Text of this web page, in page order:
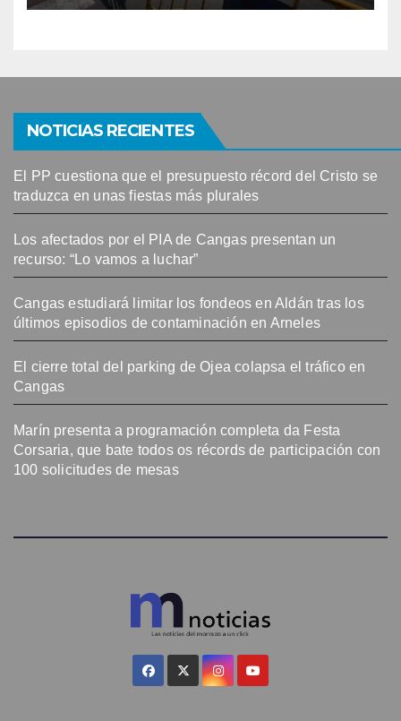
NOTICIAS RECIENTES
El PP cuestiona que el presupuesto récord del Cristo se
traduzca en unas fiestas más plurales
Los afectados por el PIA de Cangas presentan un
recurso: “Lo vamos a luchar”
Cangas estudiará limitar los fondeos en Aldán tras los
últimos episodios de contaminación en Arneles
El cierre total del parking de Ojea colapsa el tráfico en
Cangas
Marín presenta a programación completa da Festa
Corsaria, que bate todos os récords de participación con
100 solicitudes de mesas